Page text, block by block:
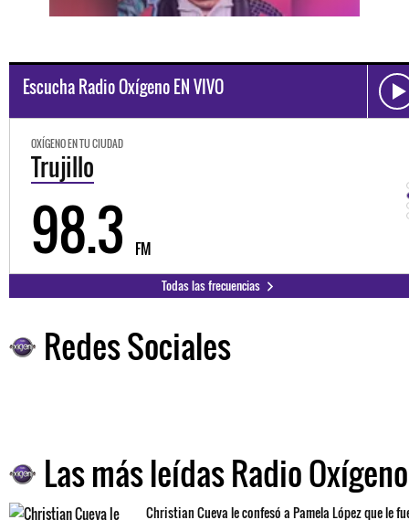
Escucha Radio Oxígeno EN VIVO
OXÍGENO EN TU CIUDAD
Trujillo
98.3 FM
Todas las frecuencias
Redes Sociales
Las más leídas Radio Oxígeno
Christian Cueva le confesó a Pamela López que le